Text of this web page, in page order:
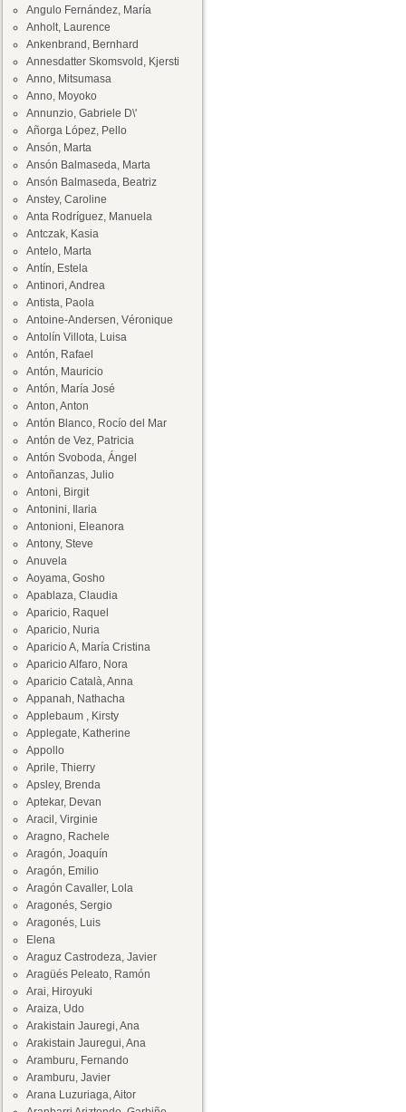
Angulo Fernández, María
Anholt, Laurence
Ankenbrand, Bernhard
Annesdatter Skomsvold, Kjersti
Anno, Mitsumasa
Anno, Moyoko
Annunzio, Gabriele D\'
Añorga López, Pello
Ansón, Marta
Ansón Balmaseda, Marta
Ansón Balmaseda, Beatriz
Anstey, Caroline
Anta Rodríguez, Manuela
Antczak, Kasia
Antelo, Marta
Antín, Estela
Antinori, Andrea
Antista, Paola
Antoine-Andersen, Véronique
Antolín Villota, Luisa
Antón, Rafael
Antón, Mauricio
Antón, María José
Anton, Anton
Antón Blanco, Rocío del Mar
Antón de Vez, Patricia
Antón Svoboda, Ángel
Antoñanzas, Julio
Antoni, Birgit
Antonini, Ilaria
Antonioni, Eleanora
Antony, Steve
Anuvela
Aoyama, Gosho
Apablaza, Claudia
Aparicio, Raquel
Aparicio, Nuria
Aparicio A, María Cristina
Aparicio Alfaro, Nora
Aparicio Català, Anna
Appanah, Nathacha
Applebaum , Kirsty
Applegate, Katherine
Appollo
Aprile, Thierry
Apsley, Brenda
Aptekar, Devan
Aracil, Virginie
Aragno, Rachele
Aragón, Joaquín
Aragón, Emilio
Aragón Cavaller, Lola
Aragonés, Sergio
Aragonés, Luis
Elena
Araguz Castrodeza, Javier
Aragüés Peleato, Ramón
Arai, Hiroyuki
Araiza, Udo
Arakistain Jauregi, Ana
Arakistain Jauregui, Ana
Aramburu, Fernando
Aramburu, Javier
Arana Luzuriaga, Aitor